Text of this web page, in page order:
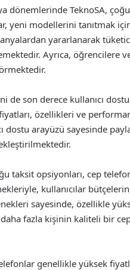
dönemlerinde TeknoSA,
yeni modellerini tanıtmak
yararlanarak
Ayrıca, öğrencilere
de son derece kullanıcı
özellikleri ve
arayüzü sayesinde
taksit opsiyonları, cep
kullanıcılar
sayesinde, özellikle
fazla kişinin kaliteli bir
genellikle yüksek